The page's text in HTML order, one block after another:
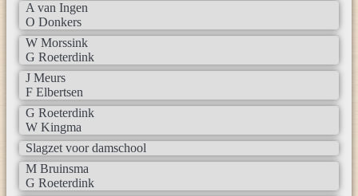
A van Ingen
O Donkers
W Morssink
G Roeterdink
J Meurs
F Elbertsen
G Roeterdink
W Kingma
Slagzet voor damschool
M Bruinsma
G Roeterdink